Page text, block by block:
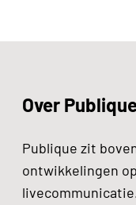
Over
Publique zit
ontwikkelingen